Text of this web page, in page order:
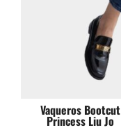
Vaqueros Bootcut
Princess Liu Jo